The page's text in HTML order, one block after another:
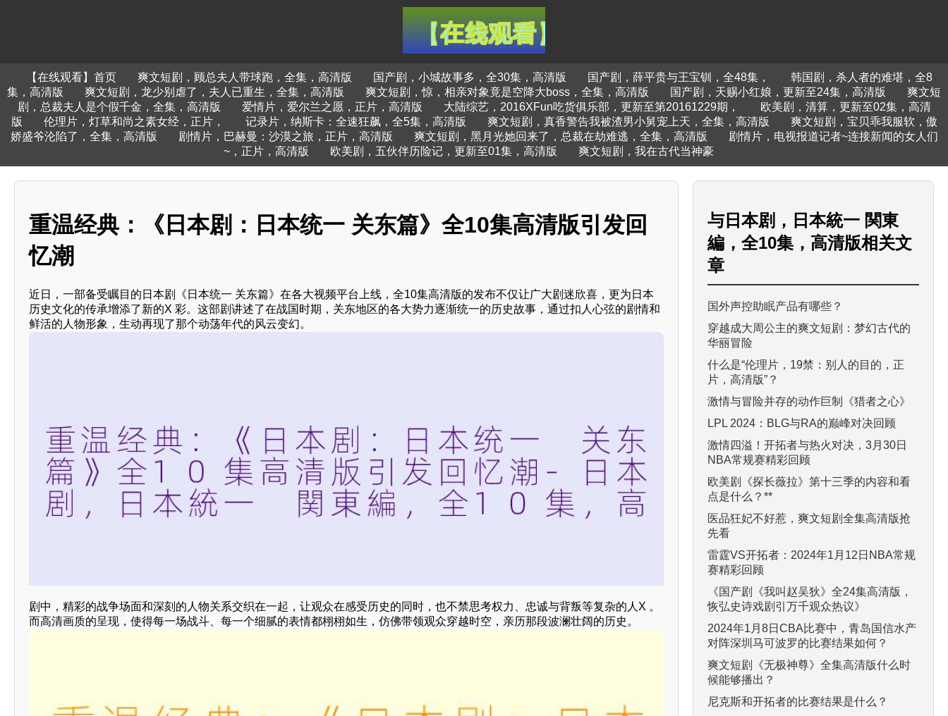
【在线观看】首页 爽文短剧，顾总夫人带球跑，全集，高清版 国产剧，小城故事多，全30集，高清版 国产剧，薛平贵与王宝钏，全48集，
韩国剧，杀人者的难堪，全8
集，高清版
爽文短剧，龙少别虐了，夫人已重生，全集，高清版 爽文短剧，惊，相亲对象竟是空降大boss，全集，高清版 国产剧，天赐小红娘，更新至24集，高清版
爽文短
剧，总裁夫人是个假千金，全集，高清版
爱情片，爱尔兰之愿，正片，高清版 大陆综艺，2016XFun吃货俱乐部，更新至第20161229期，
欧美剧，清算，更新至02集，高清
版
伦理片，灯草和尚之素女经，正片， 记录片，纳斯卡：全速狂飙，全5集，高清版 爽文短剧，真香警告我被渣男小舅宠上天，全集，高清版
爽文短剧，宝贝乖我服软，傲
娇盛爷沦陷了，全集，高清版
剧情片，巴赫曼：沙漠之旅，正片，高清版 爽文短剧，黑月光她回来了，总裁在劫难逃，全集，高清版
剧情片，电视报道记者~连接新闻的女人们
~，正片，高清版
欧美剧，五伙伴历险记，更新至01集，高清版 爽文短剧，我在古代当神豪
重温经典：《日本剧：日本统一 关东篇》全10集高清版引发回
忆潮
近日，一部备受瞩目的日本剧《日本统一 关东篇》在各大视频平台上线，全10集高清版的发布不仅让广大剧迷欣喜，更为日本
历史文化的传承增添了新的X 彩。这部剧讲述了在战国时期，关东地区的各大势力逐渐统一的历史故事，通过扣人心弦的剧情和
鲜活的人物形象，生动再现了那个动荡年代的风云变幻。
剧中，精彩的战争场面和深刻的人物关系交织在一起，让观众在感受历史的同时，也不禁思考权力、忠诚与背叛等复杂的人X 。
而高清画质的呈现，使得每一场战斗、每一个细腻的表情都栩栩如生，仿佛带领观众穿越时空，亲历那段波澜壮阔的历史。
与 日本剧，日本統一 関東
編，全10集，高清版相关文
章
国外声控助眠产品有哪些？
穿越成大周公主的爽文短剧：梦幻古代的
华丽冒险
什么是“伦理片，19禁：别人的目的，正
片，高清版”？
激情与冒险并存的动作巨制《猎者之心》
LPL 2024：BLG与RA的巅峰对决回顾
激情四溢！开拓者与热火对决，3月30日
NBA常规赛精彩回顾
欧美剧《探长薇拉》第十三季的内容和看
点是什么？**
医品狂妃不好惹，爽文短剧全集高清版抢
先看
雷霆VS开拓者：2024年1月12日NBA常规
赛精彩回顾
《国产剧《我叫赵吴狄》全24集高清版，
恢弘史诗戏剧引万千观众热议》
2024年1月8日CBA比赛中，青岛国信水产
对阵深圳马可波罗的比赛结果如何？
爽文短剧《无极神尊》全集高清版什么时
候能够播出？
尼克斯和开拓者的比赛结果是什么？